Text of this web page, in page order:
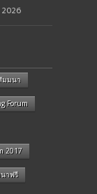
2026
มมนา
Forum
2017
าฟรี